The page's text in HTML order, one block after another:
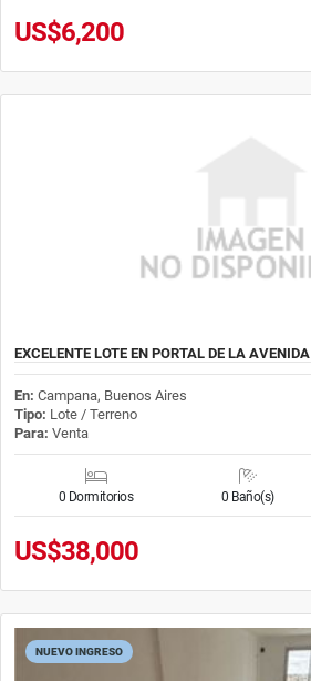
US$6,200
EXCELENTE LOTE EN PORTAL DE LA AVENIDA
En: Campana, Buenos Aires
Tipo: Lote / Terreno
Para: Venta
0 Dormitorios 0 Baño(s)
US$38,000
NUEVO INGRESO